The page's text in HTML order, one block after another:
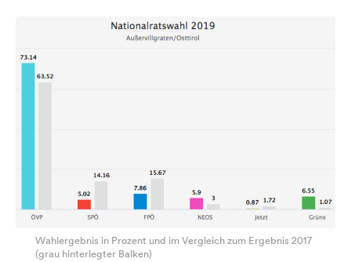
Wahlergebnis in Prozent und im Vergleich zum Ergebnis 2017
(grau hinterlegter Balken)